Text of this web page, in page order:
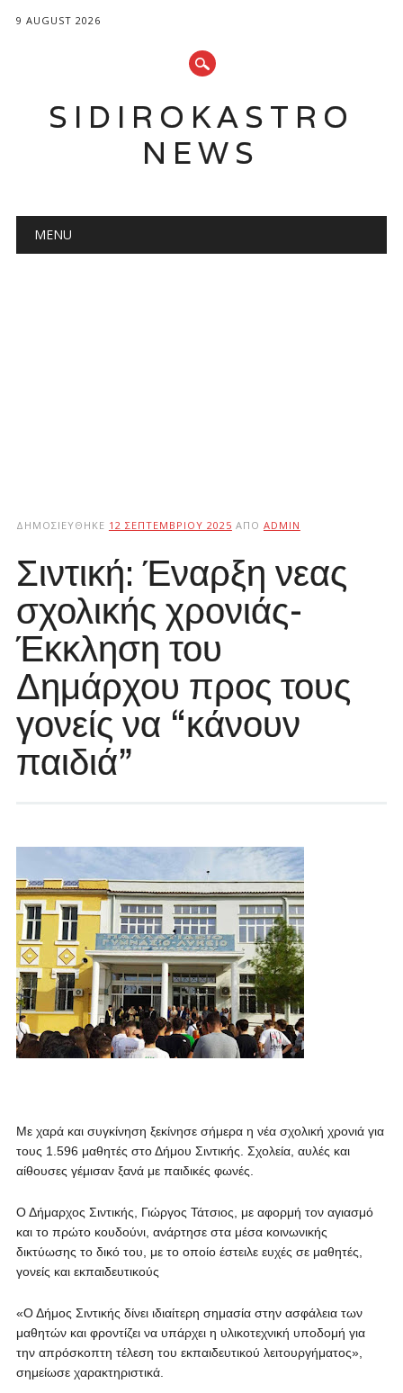
9 AUGUST 2026
SIDIROKASTRO
NEWS
Main menu
MENU
ΔΗΜΟΣΙΕΎΘΗΚΕ 12 ΣΕΠΤΕΜΒΡΊΟΥ 2025 ΑΠΌ ADMIN
Σιντική: Έναρξη νεας
σχολικής χρονιάς-
Έκκληση του
Δημάρχου προς τους
γονείς να “κάνουν
παιδιά”
Με χαρά και συγκίνηση ξεκίνησε σήμερα η νέα σχολική χρονιά για
τους 1.596 μαθητές στο Δήμου Σιντικής. Σχολεία, αυλές και
αίθουσες γέμισαν ξανά με παιδικές φωνές.
Ο Δήμαρχος Σιντικής, Γιώργος Τάτσιος, με αφορμή τον αγιασμό
και το πρώτο κουδούνι, ανάρτησε στα μέσα κοινωνικής
δικτύωσης το δικό του, με το οποίο έστειλε ευχές σε μαθητές,
γονείς και εκπαιδευτικούς
«Ο Δήμος Σιντικής δίνει ιδιαίτερη σημασία στην ασφάλεια των
μαθητών και φροντίζει να υπάρχει η υλικοτεχνική υποδομή για
την απρόσκοπτη τέλεση του εκπαιδευτικού λειτουργήματος»,
σημείωσε χαρακτηριστικά.